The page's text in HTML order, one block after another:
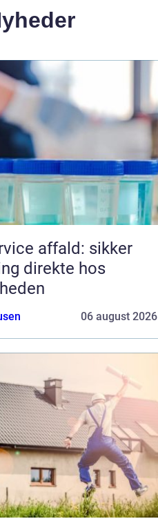
affald: sikker
direkte hos
06 august 2026